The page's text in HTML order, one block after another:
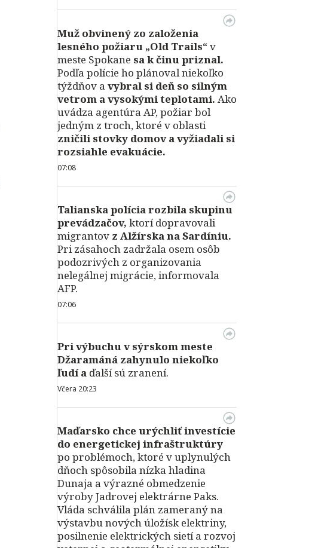
Muž obvinený zo založenia
lesného požiaru „Old Trails“v
meste Spokane sa k činu priznal.
Podľa polície ho plánoval niekoľko
týždňov a vybral si deň so silným
vetrom a vysokými teplotami. Ako
uvádza agentúra AP, požiar bol
jedným z troch, ktoré v oblasti
zničili stovky domov a vyžiadali si
rozsiahle evakuácie.
07:08
Talianska polícia rozbila skupinu
prevádzačov, ktorí dopravovali
migrantov z Alžírska na Sardíniu.
Pri zásahoch zadržala osem osôb
podozrivých z organizovania
nelegálnej migrácie, informovala
AFP.
07:06
Pri výbuchu v sýrskom meste
Džaramáná zahynulo niekoľko
ľudí a ďalší sú zranení.
Včera 20:23
Maďarsko chce urýchliť investície
do energetickej infraštruktúry
po problémoch, ktoré v uplynulých
dňoch spôsobila nízka hladina
Dunaja a výrazné obmedzenie
výroby Jadrovej elektrárne Paks.
Vláda schválila plán zameraný na
výstavbu nových úložísk elektriny,
posilnenie elektrických sietí a rozvoj